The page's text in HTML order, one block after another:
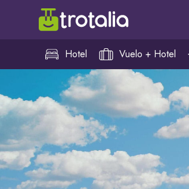
Hotel Vuelo + Hotel